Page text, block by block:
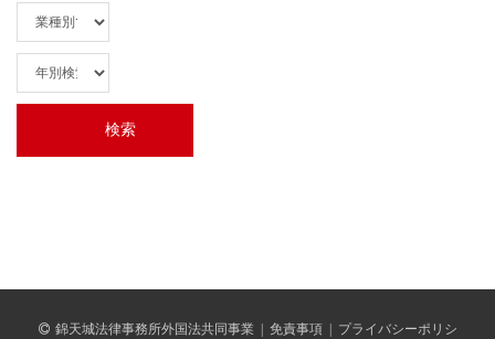
錦天城法律事務所外国法共同事業 免責事項 プライバシーポリシ